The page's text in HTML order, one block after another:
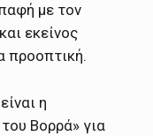
με τον
εκείνος
προοπτική.
η
Βορρά» για